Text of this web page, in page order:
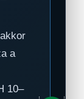
a
10–